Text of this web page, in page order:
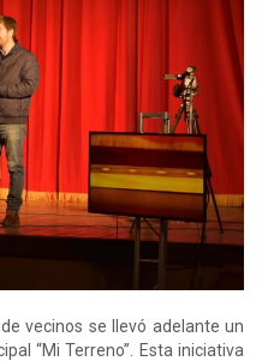
vecinos se llevó adelante un
“Mi Terreno”. Esta iniciativa